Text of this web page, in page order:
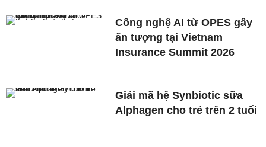
Công nghệ AI từ OPES gây
ấn tượng tại Vietnam
Insurance Summit 2026
Giải mã hệ Synbiotic sữa
Alphagen cho trẻ trên 2 tuổi